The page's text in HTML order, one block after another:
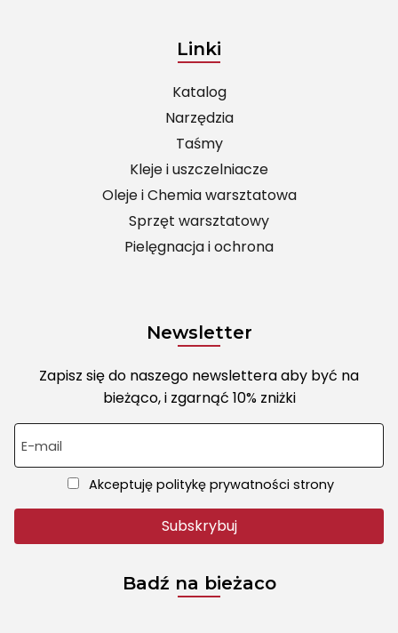
Linki
Katalog
Narzędzia
Taśmy
Kleje i uszczelniacze
Oleje i Chemia warsztatowa
Sprzęt warsztatowy
Pielęgnacja i ochrona
Newsletter
Zapisz się do naszego newslettera aby być na
bieżąco, i zgarnąć 10% zniżki
E-mail
Akceptuję politykę prywatności strony
Badź na bieżaco